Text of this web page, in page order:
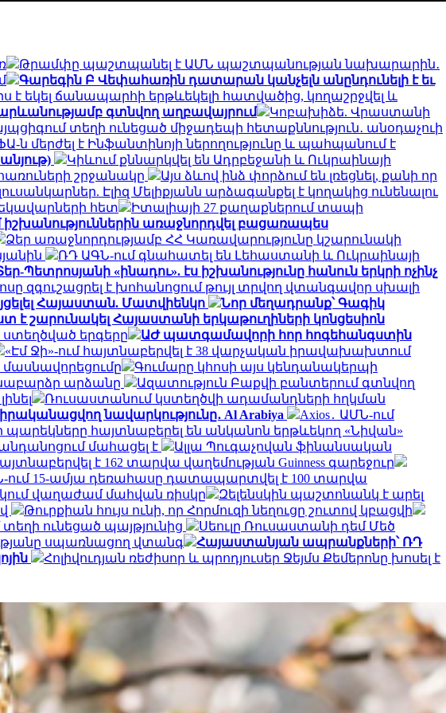
Թրամփը պաշտպանել է ԱՄՆ պաշտպանության նախարարին․
Գարեգին Բ Վեփահառին դատարան կանչելն անընդունելի է եւ
է եկել ճանապարհի երթևեկելի հատվածից, կողաշրջվել և
գտնվող աղբավայրում
Կոբախիձե. Վրաստանի
տեղի ունեցած միջադեպի հետաքննություն․ անօդաչուի
ն մերժել է Ինֆանտինոյի ներողությունը և պահպանում է
Կիևում քննարկվել են Ադրբեջանի և Ուկրաինայի
շրջանակը
Այս ձևով ինձ փորձում են լռեցնել, քանի որ
Էլիզ Մելիքյանն արձագանքել է կողակից ունենալու
հետ
Իտալիայի 27 քաղաքներում տապի
իշխանություններին առաջնորդվել բացառապես
Ձեր առաջնորդությամբ ՀՀ Կառավարությունը կշարունակի
ՌԴ ԱԳՆ-ում գնահատել են Լեհաստանի և Ուկրաինայի
Պետրոսյանի «ինադու». էս իշխանությունը հանուն երկրի ոչինչ
զգուշացրել է խոհանոցում թույլ տրվող վտանգավոր սխալի
Հայաստան. Մատվիենկո
Նոր մեղադրանք՝ Գագիկ
շարունակել Հայաստանի երկաթուղիների կոնցեսիոն
երգերը
ԱԺ պատգամավորի հոր հոգեհանգստին
«Էմ Ջի»-ում հայտնաբերվել է 38 վարչական իրավախախտում
Գումարը կհոսի այս կենդանակերպի
արձանը
Ազատություն Բաքվի բանտերում գտնվող
Ռուսաստանում կստեղծվի ադամանդների հղկման
նավարկությունը․ Al Arabiya
Axios․ ԱՄՆ-ում
պարեկները հայտնաբերել են անկանոն երթևեկող «Նիվան»
մահացել է
Ալլա Պուգաչովան ֆինանսական
է 162 տարվա վաղեմության Guinness գարեջուր
ում 15-ամյա դեռահասը դատապարտվել է 100 տարվա
վաղաժամ մահվան ռիսկը
Զելենսկին պաշտոնանկ է արել
Թուրքիան հույս ունի, որ Հորմուզի նեղուցը շուտով կբացվի
ունեցած պայթյունից
Սեուլը Ռուսաստանի դեմ Մեծ
սպառնացող վտանգ
Հայաստանյան ապրանքների՝ ՌԴ
Հոլիվուդյան ռեժիսոր և պրոդյուսեր Ջեյմս Քեմերոնը խոսել է